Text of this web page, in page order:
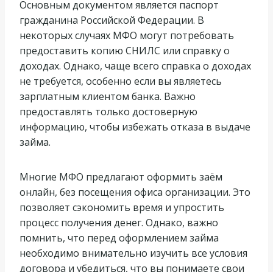
Основным документом является паспорт
гражданина Российской Федерации. В
некоторых случаях МФО могут потребовать
предоставить копию СНИЛС или справку о
доходах. Однако, чаще всего справка о доходах
не требуется, особенно если вы являетесь
зарплатным клиентом банка. Важно
предоставлять только достоверную
информацию, чтобы избежать отказа в выдаче
займа.
Многие МФО предлагают оформить заём
онлайн, без посещения офиса организации. Это
позволяет сэкономить время и упростить
процесс получения денег. Однако, важно
помнить, что перед оформлением займа
необходимо внимательно изучить все условия
договора и убедиться, что вы понимаете свои